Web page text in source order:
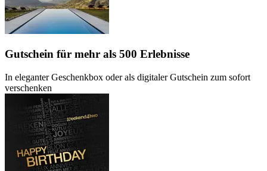
Gutschein für mehr als 500 Erlebnisse
In eleganter Geschenkbox oder als digitaler Gutschein zum sofort
verschenken